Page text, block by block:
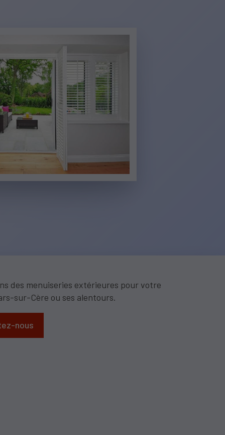
des menuiseries extérieures pour votre
sur-Cère ou ses alentours.
nous